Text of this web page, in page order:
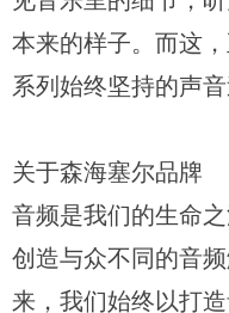
本来的样子。而这
系列始终坚持的声音
关于森海塞尔品牌
音频是我们的生命
创造与众不同的音
来，我们始终以打